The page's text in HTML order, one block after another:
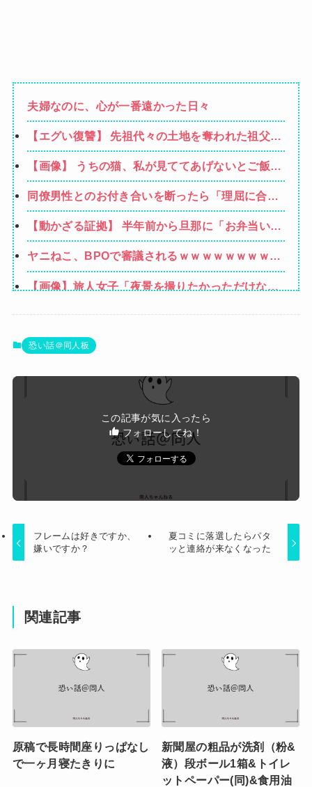
夫婦なのに、心が一番遠かった日々
【エグい復讐】 先祖代々の土地を奪われた祖父
「憎い！命が尽きても奴らに絶対復讐してや
る！！」→祖父が亡くなりその土地に焼肉屋が建
ったが、不幸が次々おこり…
【画像】 うちの猫、私が見ててあげないとご飯食
べないのなんでなん
同僚男性とのお付き合いを断ったら「理屈に合わ
ない主張を振りかざす感情的なヒステリー女」と
言いふらされて・・・
【動かざる証拠】 半年前から旦那に「お弁当いら
ない」と言われることが度々あった → ある日、
空のお弁当箱を取る為に旦那の鞄を開けた時に、
衝撃のブツを発見してしまう…
ヤニねこ、BPOで審議されるｗｗｗｗｗｗｗｗｗ
ｗｗｗｗ
【画像】旅人女子「夜景を撮りたかっただけなの
【速報】"見せブラ"女神、現る♡♡♡♡
【画像】大阪の高校「制服を”これ”に変えたら志
【悲報】Mrs. GREEN APPLE、マジで逝く
【朗報】 吉野家、ラーメンチェーンに参入
Powered by livedoor 相互RSS
恐い話＠同人板
この記事が気に入ったら
フォローしてね！
フレームは好きですか、
嫌いですか？
夏コミに落選したらパタ
ッと連絡が来なくなった
関連記事
原稿で長時間座りっぱなし
で一ヶ月寝たきりに
新聞屋の粗品が洗剤（粉&
液）段ボール1箱&トイレ
ットペーパー(同)&食用油